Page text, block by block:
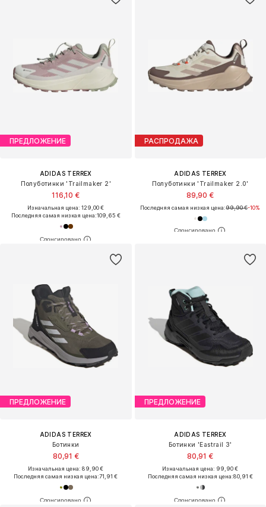
ПРЕДЛОЖЕНИЕ
ADIDAS TERREX
Полуботинки 'Trailmaker 2'
116,10 €
Изначальная цена: 129,00 €
Последняя самая низкая цена:109,65 €
РАСПРОДАЖА
ADIDAS TERREX
Полуботинки 'Trailmaker 2.0'
89,90 €
Последняя самая низкая цена:99,90 €-10%
ПРЕДЛОЖЕНИЕ
ADIDAS TERREX
Ботинки
80,91 €
Изначальная цена: 89,90 €
Последняя самая низкая цена:71,91 €
ПРЕДЛОЖЕНИЕ
ADIDAS TERREX
Ботинки 'Eastrail 3'
80,91 €
Изначальная цена: 99,90 €
Последняя самая низкая цена:80,91 €